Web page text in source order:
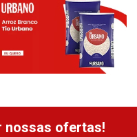
nossas ofertas!